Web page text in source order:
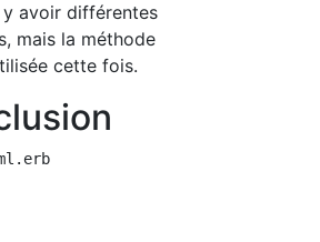
y avoir différentes
mais la méthode
cette fois.